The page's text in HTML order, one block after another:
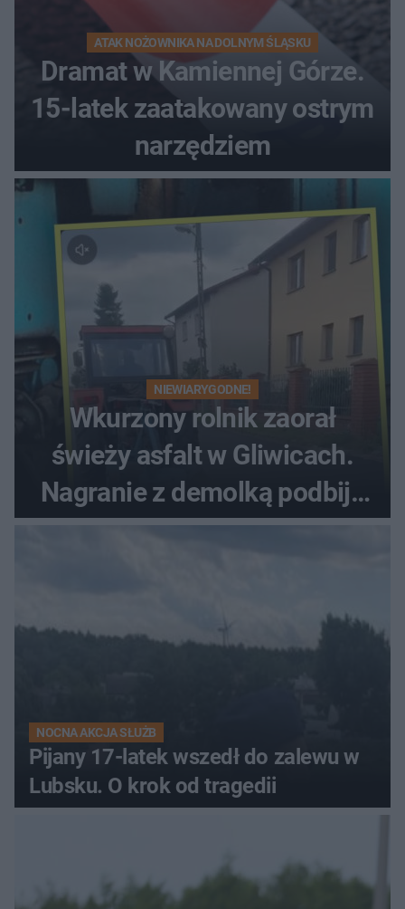
ATAK NOŻOWNIKA NA DOLNYM ŚLĄSKU
Dramat w Kamiennej Górze.
15-latek zaatakowany ostrym
narzędziem
NIEWIARYGODNE!
Wkurzony rolnik zaorał
świeży asfalt w Gliwicach.
Nagranie z demolką podbija
sieć
NOCNA AKCJA SŁUŻB
Pijany 17-latek wszedł do zalewu w
Lubsku. O krok od tragedii